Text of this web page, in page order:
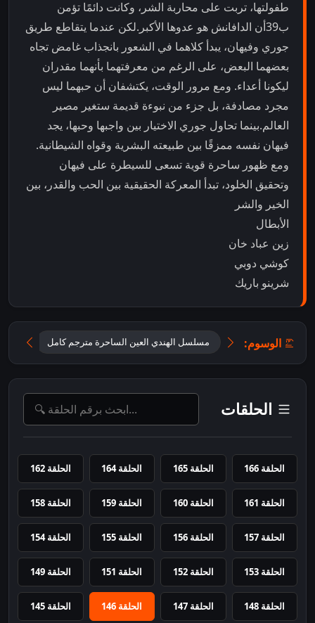
طفولتها، تربت على محاربة الشر، وكانت دائمًا تؤمن
ب39أن الدافانش هو عدوها الأكبر.لكن عندما يتقاطع طريق
جوري وفيهان، يبدأ كلاهما في الشعور بانجذاب غامض تجاه
بعضهما البعض، على الرغم من معرفتهما بأنهما مقدران
ليكونا أعداء. ومع مرور الوقت، يكتشفان أن حبهما ليس
مجرد مصادفة، بل جزء من نبوءة قديمة ستغير مصير
العالم.بينما تحاول جوري الاختيار بين واجبها وحبها، يجد
فيهان نفسه ممزقًا بين طبيعته البشرية وقواه الشيطانية.
ومع ظهور ساحرة قوية تسعى للسيطرة على فيهان
وتحقيق الخلود، تبدأ المعركة الحقيقية بين الحب والقدر، بين
الخير والشر
الأبطال
زين عباد خان
كوشي دوبي
شرينو باريك
الوسوم: مسلسل الهندي العين الساحرة مترجم كامل
الحلقات
الحلقة 166 الحلقة 165 الحلقة 164 الحلقة 162
الحلقة 161 الحلقة 160 الحلقة 159 الحلقة 158
الحلقة 157 الحلقة 156 الحلقة 155 الحلقة 154
الحلقة 153 الحلقة 152 الحلقة 151 الحلقة 149
الحلقة 148 الحلقة 147 الحلقة 146 الحلقة 145